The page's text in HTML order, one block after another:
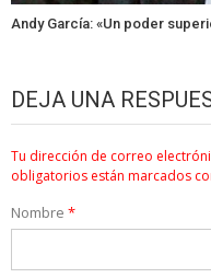
Andy García: «Un poder
DEJA UNA
Tu dirección de correo
obligatorios están marcados
Nombre *